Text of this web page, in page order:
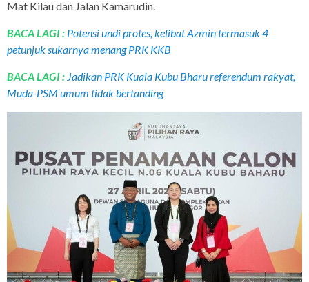
Mat Kilau dan Jalan Kamarudin.
BACA LAGI : Potensi undi protes, kelibat Azmin termasuk 4
petunjuk sukarnya menang PRK KKB
BACA LAGI : Jadikan PRK Kuala Kubu Bharu referendum rakyat,
Muda-PSM umum tidak bertanding